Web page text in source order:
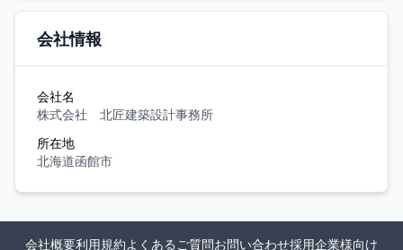
会社情報
会社名
株式会社 北匠建築設計事務所
所在地
北海道函館市
会社概要利用規約よくあるご質問お問い合わせ採用企業様向け